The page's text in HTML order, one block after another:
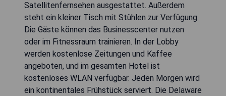
Satellitenfernsehen ausgestattet. Außerdem
steht ein kleiner Tisch mit Stühlen zur Verfügung.
Die Gäste können das Businesscenter nutzen
oder im Fitnessraum trainieren. In der Lobby
werden kostenlose Zeitungen und Kaffee
angeboten, und im gesamten Hotel ist
kostenloses WLAN verfügbar. Jeden Morgen wird
ein kontinentales Frühstück serviert. Die Delaware